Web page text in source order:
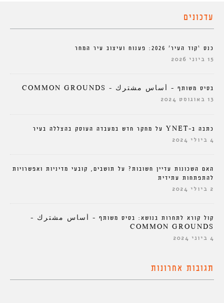
עדכונים
כנס ‘קוד העיר’ 2026: פענוח ועיצוב עיר המחר
15 ביוני 2026
בסיס משותף – أساس مشترك – COMMON GROUNDS
13 באוגוסט 2024
כתבה ב-YNET על מחקר חדש במעבדה העוסק בהצללה בעיר
4 ביולי 2024
האם השכונות עדיין חשובות? על תושבים, קובעי מדיניות ואפשרויות
להתפתחות עתידית
2 ביולי 2024
קול קורא לתחרות בנושא: בסיס משותף – أساس مشترك –
COMMON GROUNDS
4 ביוני 2024
תגובות אחרונות